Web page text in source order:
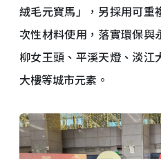
絨毛元寶馬」，另採用可重
次性材料使用，落實環保與
柳女王頭、平溪天燈、淡
大樓等城市元素。